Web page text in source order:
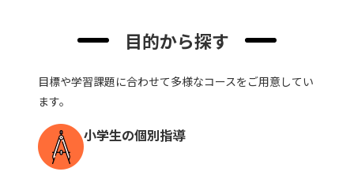
⽬的から探す
⽬標や学習課題に合わせて多様なコースをご⽤意してい
ます。
⼩学⽣の個別指導